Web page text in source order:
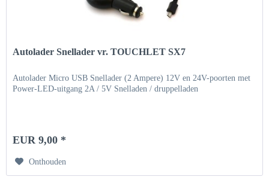
Autolader Snellader vr. TOUCHLET SX7
Autolader Micro USB Snellader (2 Ampere) 12V en 24V-poorten met
Power-LED-uitgang 2A / 5V Snelladen / druppelladen
EUR 9,00 *
Onthouden